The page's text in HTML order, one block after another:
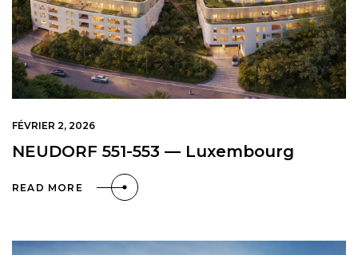
FÉVRIER 2, 2026
NEUDORF 551-553 — Luxembourg
READ MORE